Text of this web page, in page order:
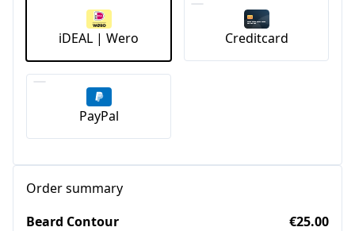
iDEAL | Wero Creditcard
PayPal
Order summary
Beard Contour
€25.00